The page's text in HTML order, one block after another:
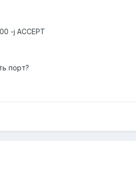
-j ACCEPT
порт?